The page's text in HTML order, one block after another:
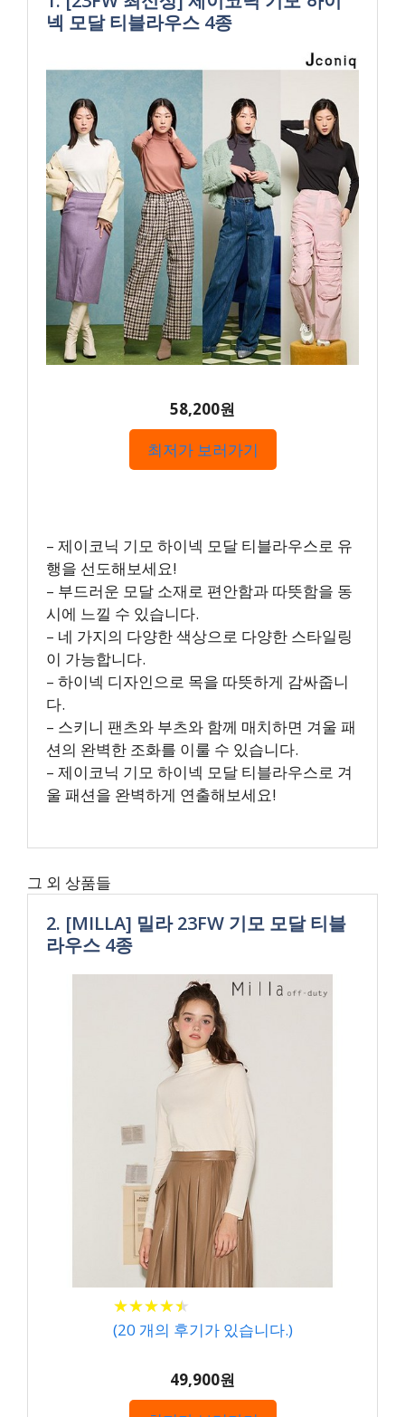
넥 모달 티블라우스 4종
58,200원
최저가 보러가기
– 제이코닉 기모 하이넥 모달 티블라우스로 유
행을 선도해보세요!
– 부드러운 모달 소재로 편안함과 따뜻함을 동
시에 느낄 수 있습니다.
– 네 가지의 다양한 색상으로 다양한 스타일링
이 가능합니다.
– 하이넥 디자인으로 목을 따뜻하게 감싸줍니
다.
– 스키니 팬츠와 부츠와 함께 매치하면 겨울 패
션의 완벽한 조화를 이룰 수 있습니다.
– 제이코닉 기모 하이넥 모달 티블라우스로 겨
울 패션을 완벽하게 연출해보세요!
그 외 상품들
2. [MILLA] 밀라 23FW 기모 모달 티블
라우스 4종
★★★★★
★★★★★
(20 개의 후기가 있습니다.)
49,900원